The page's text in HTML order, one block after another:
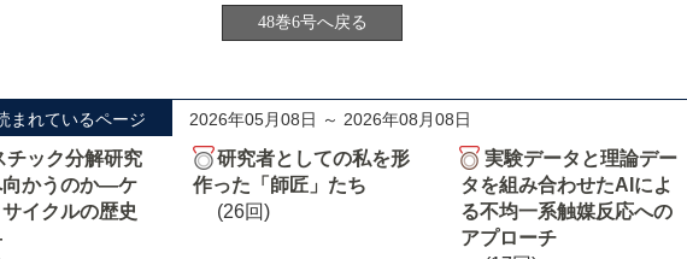
48巻6号へ戻る
まれているページ 2026年05月08日 ～ 2026年08月08日
チック分解研究
向かうのか―ケ
イクルの歴史
研究者としての私を形
作った「師匠」たち
(26回)
実験データと理論デー
タを組み合わせたAIによ
る不均一系触媒反応への
アプローチ